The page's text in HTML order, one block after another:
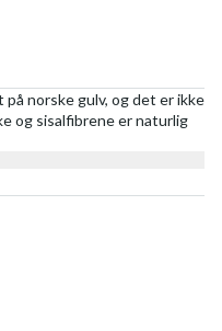
norske gulv, og det er ikke
og sisalfibrene er naturlig